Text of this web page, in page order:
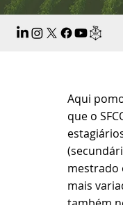
Aqui
que o
mestrado
mais